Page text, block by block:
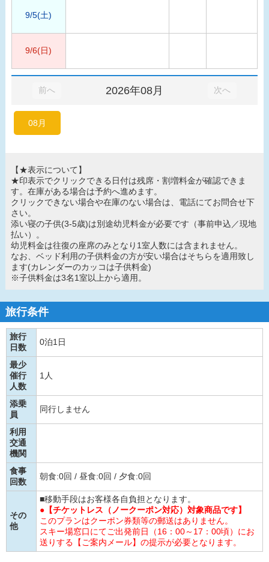
9/5(土)
9/6(日)
前へ 2026年08月 次へ
08月
【★表示について】
★印表示でクリックできる日付は残席・割増料金が確認できま
す。在庫がある場合は予約へ進めます。
クリックできない場合や在庫のない場合は、電話にてお問合せ下
さい。
添い寝の子供(3-5歳)は別途幼児料金が必要です（事前申込／現地
払い）。
幼児料金は往復の座席のみとなり1室人数には含まれません。
なお、ベッド利用の子供料金の方が安い場合はそちらを適用致し
ます(カレンダーのカッコは子供料金)
※子供料金は3名1室以上から適用。
旅行条件
旅行
日数
0泊1日
最少
催行
人数
1人
添乗
員
同行しません
利用
交通
機関
食事
回数
朝食:0回 / 昼食:0回 / 夕食:0回
その
他
■移動手段はお客様各自負担となります。
●【チケットレス（ノークーポン対応）対象商品です】
このプランはクーポン券類等の郵送はありません。
スキー場窓口にてご出発前日（16：00～17：00頃）にお
送りする【ご案内メール】の提示が必要となります。